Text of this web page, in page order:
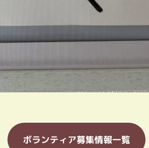
ボランティア募集情報一覧